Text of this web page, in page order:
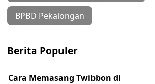
BPBD Pekalongan
Berita Populer
Cara Memasang Twibbon di